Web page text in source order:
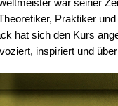
Praktiker
hat sich den Kurs
inspiriert und